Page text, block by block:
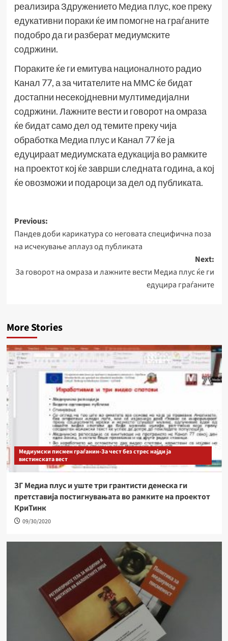
реализира Здружението Медиа плус, кое преку
едукативни пораки ќе им помогне на граѓаните
подобро да ги разберат медиумските
содржини.
Пораките ќе ги емитува националното радио
Канал 77, а за читателите на ММС ќе бидат
достапни несекојдневни мултимедијални
содржини. Лажните вести и говорот на омраза
ќе бидат само дел од темите преку чија
обработка Медиа плус и Канал 77 ќе ја
едуцираат медиумската едукација во рамките
на проектот кој ќе заврши следната година, а кој
ќе овозможи и подароци за дел од публиката.
Post
navigation
Previous:
Пандев доби карикатура со неговата специфична поза
на исчекување аплауз од публиката
Next:
За говорот на омраза и лажните вести Медиа плус ќе ги
едуцира граѓаните
More Stories
Медиумски писмен граѓанин-За чест без стрес најди ја
вистинската вест
ЗГ Медиа плус и уште три грантисти денеска ги
претставија постигнувањата во рамките на проектот
КриТинк
09/30/2020